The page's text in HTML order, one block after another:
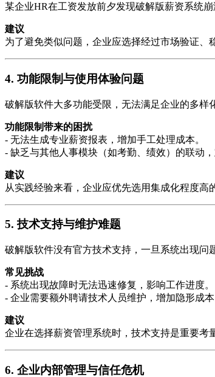
某企业HR在工资发放前夕发现破解版薪资系统
建议
为了避免类似问题，企业应选择经过市场验证、
4. 功能限制与使用体验问题
破解版软件大多功能受限，无法满足企业的多样
功能限制带来的困扰
- 无法生成专业薪资报表，增加手工处理成本。
- 缺乏与其他人事模块（如考勤、绩效）的联动
建议
从实践经验来看，企业应优先选用集成化程度高
5.技术支持与维护难题
破解版软件没有官方技术支持，一旦系统出现问
常见挑战
- 系统出现故障时无法迅速修复，影响工作进度。
- 企业需要额外聘请技术人员维护，增加隐形成本
建议
企业在选择薪资管理系统时，技术支持是重要考
6. 企业内部管理与信任危机